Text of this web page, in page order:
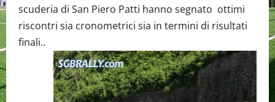
scuderia di San Piero Patti hanno segnato ottimi
riscontri sia cronometrici sia in termini di risultati
finali..